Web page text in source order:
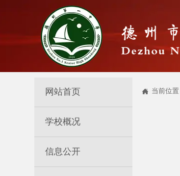
 当前位置
网站首页
学校概况
信息公开